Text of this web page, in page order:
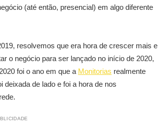
(até então, presencial) em algo diferente
resolvemos que era hora de crescer mais e
o negócio para ser lançado no início de 2020,
foi o ano em que a Monitorias realmente
deixada de lado e foi a hora de nos